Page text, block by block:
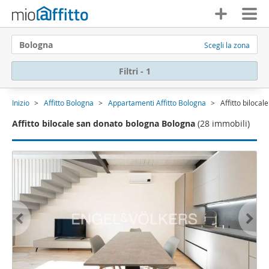
Bologna Scegli la zona
Filtri - 1
Inizio Affitto Bologna Appartamenti Affitto Bologna Affitto
Affitto bilocale san donato bologna Bologna (28 immobili)